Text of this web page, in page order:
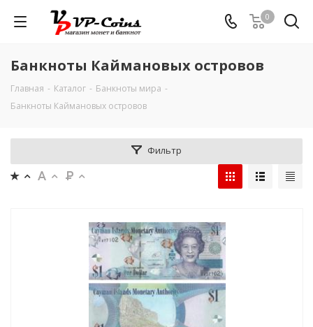
0
Банкноты Каймановых островов
Главная - Каталог - Банкноты мира -
Банкноты Каймановых островов
Фильтр